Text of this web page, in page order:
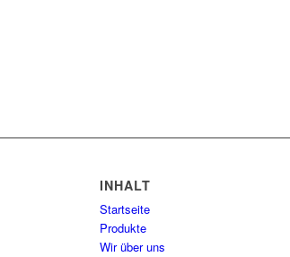
INHALT
Startseite
Produkte
Wir über uns